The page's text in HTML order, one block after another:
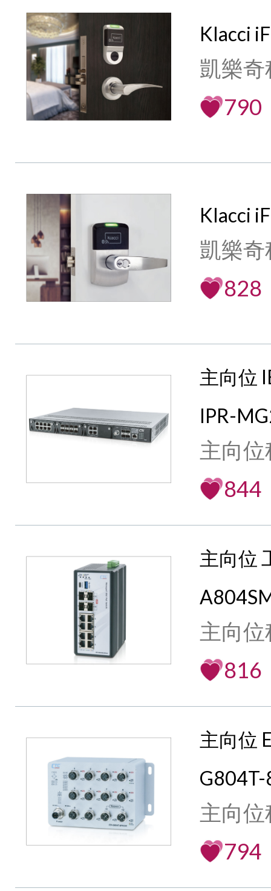
Klacci
凱樂
790
Klacci
凱樂
828
主向位
IPR-
主向
844
主向位
主向
816
主向位
主向
794